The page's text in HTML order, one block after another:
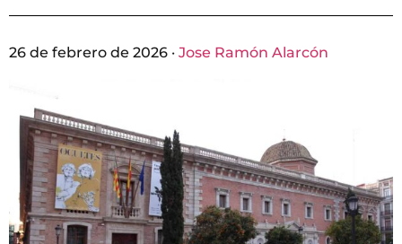
26 de febrero de 2026 · Jose Ramón Alarcón